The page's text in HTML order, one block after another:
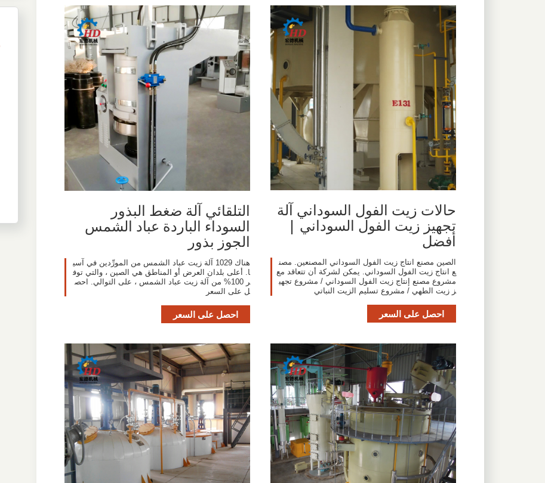
حالات زيت الفول السوداني آلة
تجهيز زيت الفول السوداني |
أفضل
الصين مصنع انتاج زيت الفول السوداني المصنعين. مصن
ع انتاج زيت الفول السوداني. يمكن لشركة أن تتعاقد مع
مشروع مصنع إنتاج زيت الفول السوداني / مشروع تجهي
ز زيت الطهي / مشروع تسليم الزيت النباتي
احصل على السعر
التلقائي آلة ضغط البذور
السوداء الباردة عباد الشمس
الجوز بذور
هناك 1029 آلة زيت عباد الشمس من المورِّدين في آسي
ا. أعلى بلدان العرض أو المناطق هي الصين ، والتي توف
ر 100% من آلة زيت عباد الشمس ، على التوالي. احص
ل على السعر
احصل على السعر